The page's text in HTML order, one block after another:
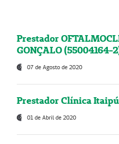
Prestador
GONÇALO (55004164-
07 de Agosto de 2020
Prestador Clínica
01 de Abril de 2020